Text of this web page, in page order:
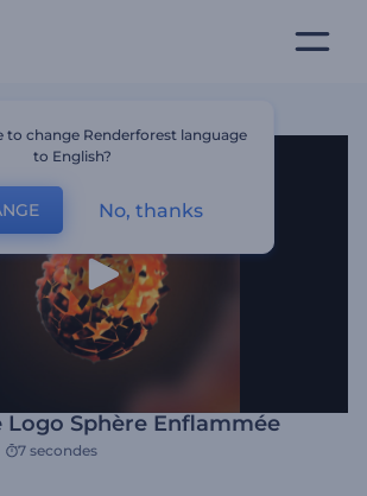
Sphère Enflammée
7 secondes
to change Renderforest language
to English?
No, thanks